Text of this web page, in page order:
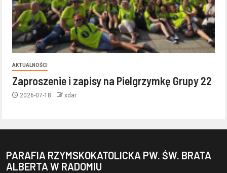
AKTUALNOŚCI
Zaproszenie i zapisy na Pielgrzymkę Grupy 22
2026-07-18 xdar
PARAFIA RZYMSKOKATOLICKA PW. ŚW. BRATA
ALBERTA W RADOMIU